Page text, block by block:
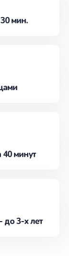
мин.
минут
до 3-х лет